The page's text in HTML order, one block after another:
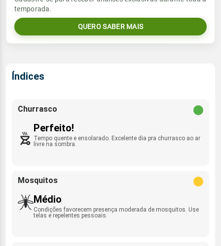
Umidade do ar
82% 99%
Rajada de vento
Sol
06:02h às 17:29h
Lua
1.8mm
Umidade do ar
SE - 10km/h
Rajada de vento
Sol
temporada.
QUERO SABER MAIS
Índices
Churrasco
Perfeito!
Tempo quente e ensolarado. Excelente dia pra churrasco ao ar
livre na sombra.
Mosquitos
Médio
Condições favorecem presença moderada de mosquitos. Use
telas e repelentes pessoais.